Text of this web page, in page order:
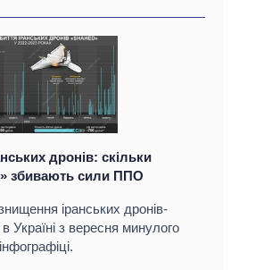
дронів: скільки
збивають сили ППО
іранських дронів-
в Україні з вересня минулого